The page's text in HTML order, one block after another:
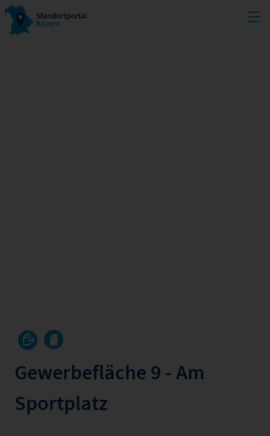
Gewerbefläche 9 - Am
Sportplatz